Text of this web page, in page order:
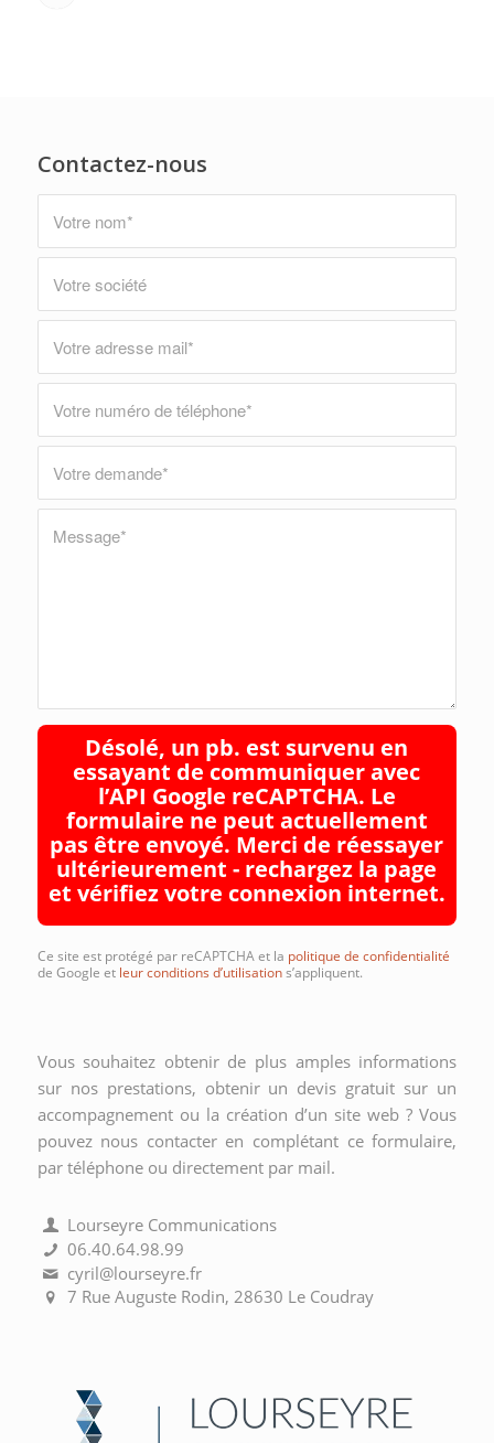
Contactez-nous
Désolé, un pb. est survenu en
essayant de communiquer avec
l’API Google reCAPTCHA. Le
formulaire ne peut actuellement
pas être envoyé. Merci de réessayer
ultérieurement - rechargez la page
et vérifiez votre connexion internet.
Ce site est protégé par reCAPTCHA et la politique de confidentialité
de Google et leur conditions d’utilisations’appliquent.
Vous souhaitez obtenir de plus amples informations
sur nos prestations, obtenir un devis gratuit sur un
accompagnement ou la création d’un site web ? Vous
pouvez nous contacter en complétant ce formulaire,
par téléphone ou directement par mail.
Lourseyre Communications
06.40.64.98.99
cyril@lourseyre.fr
7 Rue Auguste Rodin, 28630 Le Coudray